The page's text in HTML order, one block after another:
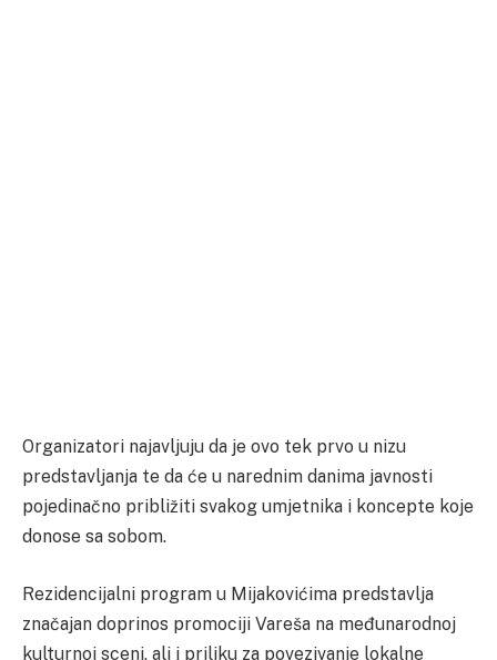
Organizatori najavljuju da je ovo tek prvo u nizu
predstavljanja te da će u narednim danima javnosti
pojedinačno približiti svakog umjetnika i koncepte koje
donose sa sobom.
Rezidencijalni program u Mijakovićima predstavlja
značajan doprinos promociji Vareša na međunarodnoj
kulturnoj sceni, ali i priliku za povezivanje lokalne